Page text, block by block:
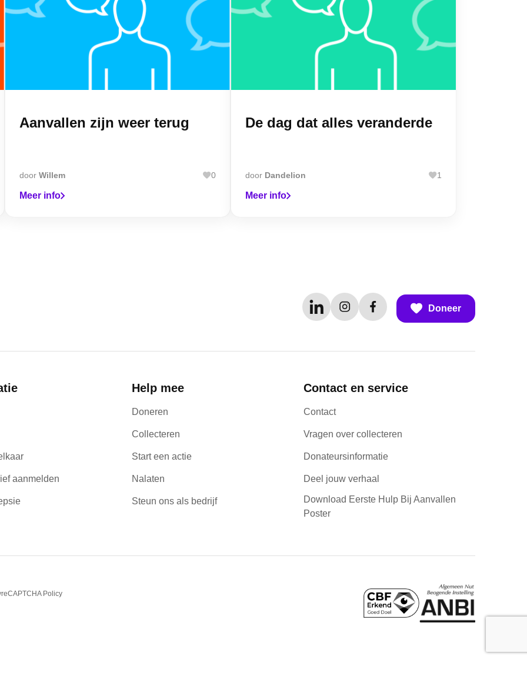
Aanvallen zijn weer terug
door Willem 0
Meer info
De dag dat alles veranderde
door Dandelion 1
Meer info
Doneer
aanmelden
Help mee
Doneren
Collecteren
Start een actie
Nalaten
Steun ons als bedrijf
Contact en service
Contact
Vragen over collecteren
Donateursinformatie
Deel jouw verhaal
Download Eerste Hulp Bij Aanvallen
Poster
reCAPTCHA Policy